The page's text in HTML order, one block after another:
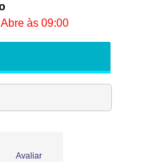
Abre às 09:00
Avaliar